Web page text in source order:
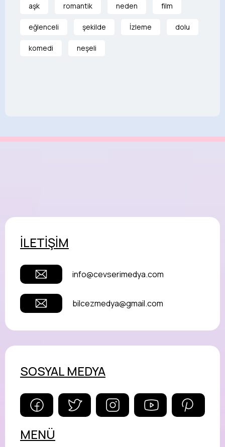
aşk romantik neden film
eğlenceli şekilde İzleme dolu
komedi neşeli
İLETİŞİM
info@cevserimedya.com
bilcezmedya@gmail.com
SOSYAL MEDYA
MENÜ